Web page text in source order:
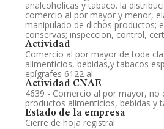
analcoholicas y tabaco. la
comercio al por mayor y menor,
manipulado de dichos productos;
conservas; inspeccion, control,
Actividad
Comercio al por mayor de toda
alimenticios, bebidas,y tabacos
epígrafes 6122 al
Actividad CNAE
4639 - Comercio al por mayor, no
productos alimenticios, bebidas y
Estado de la empresa
Cierre de hoja registral